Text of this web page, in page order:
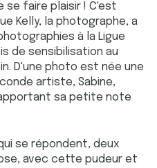
se faire plaisir ! C'est
Kelly, la photographe, a
à la Ligue
de sensibilisation au
D'une photo est née une
artiste, Sabine,
sa petite note
se répondent, deux
avec cette pudeur et